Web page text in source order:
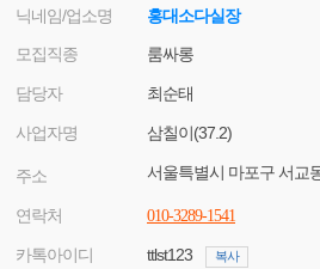
닉네임/업소명
홍대소다실장
모집직종
룸싸롱
담당자 최순태
사업자명 삼칠이(37.2)
주소 서울특별시 마포구 서교
연락처 010-3289-1541
카톡아이디 ttlst123 복사